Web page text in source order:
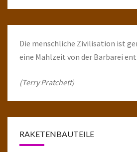
Die menschliche Zivilisation ist
eine Mahlzeit von der Barbarei
(Terry Pratchett)
RAKETENBAUTEILE